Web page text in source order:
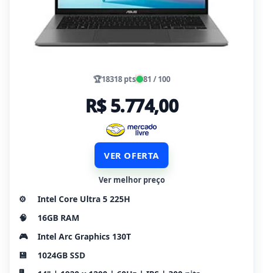
🏆18318 pts 81 / 100
R$ 5.774,00
VER OFERTA
Ver melhor preço
⚙️
Intel Core Ultra 5 225H
🧠
16GB RAM
🎮
Intel Arc Graphics 130T
💾
1024GB SSD